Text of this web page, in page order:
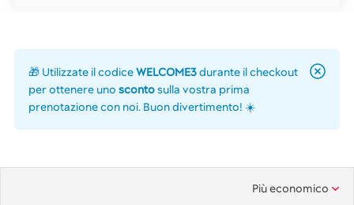
🎁 Utilizzate il codiceWELCOME3durante il checkout
per ottenere uno scontosulla vostra prima
prenotazione con noi. Buon divertimento! ☀️
Più economico